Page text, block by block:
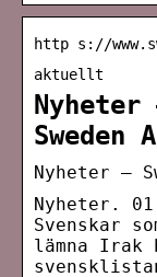
http s://
aktuellt
Sweden
Nyheter –
Nyheter.
Svenskar
lämna